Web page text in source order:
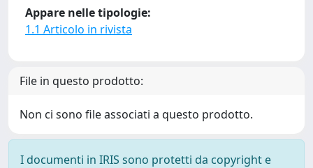
Appare nelle tipologie:
1.1 Articolo in rivista
File in questo prodotto:
Non ci sono file associati a questo prodotto.
I documenti in IRIS sono protetti da copyright e